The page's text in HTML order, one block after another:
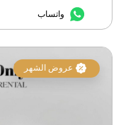
واتساب
عروض الشهر